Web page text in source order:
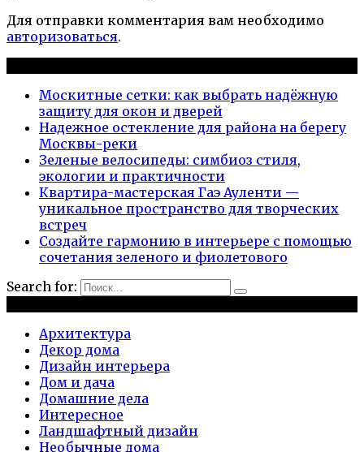
Для отправки комментария вам необходимо
авторизоваться.
Москитные сетки: как выбрать надёжную
защиту для окон и дверей
Надежное остекление для района на берегу
Москвы-реки
Зеленые велосипеды: симбиоз стиля,
экологии и практичности
Квартира-мастерская Гаэ Ауленти —
уникальное пространство для творческих
встреч
Создайте гармонию в интерьере с помощью
сочетания зеленого и фиолетового
Search for:
Архитектура
Декор дома
Дизайн интерьера
Дом и дача
Домашние дела
Интересное
Ландшафтный дизайн
Необычные дома